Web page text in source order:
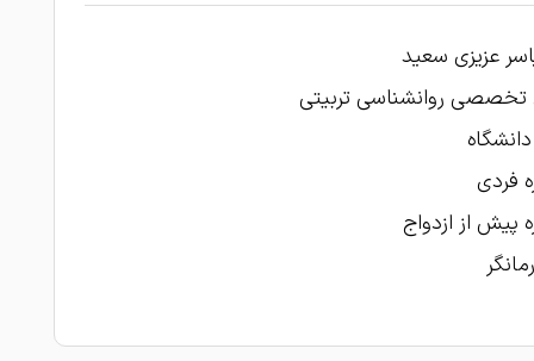
عزیزی سعید
تخصصی روانشناسی تربیتی
فردی
پیش از ازدواج